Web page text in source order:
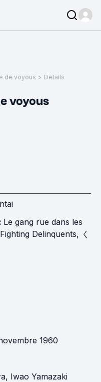
de voyous > Details
voyous
Le gang rue dans les
Delinquents, く
1960
, Iwao Yamazaki